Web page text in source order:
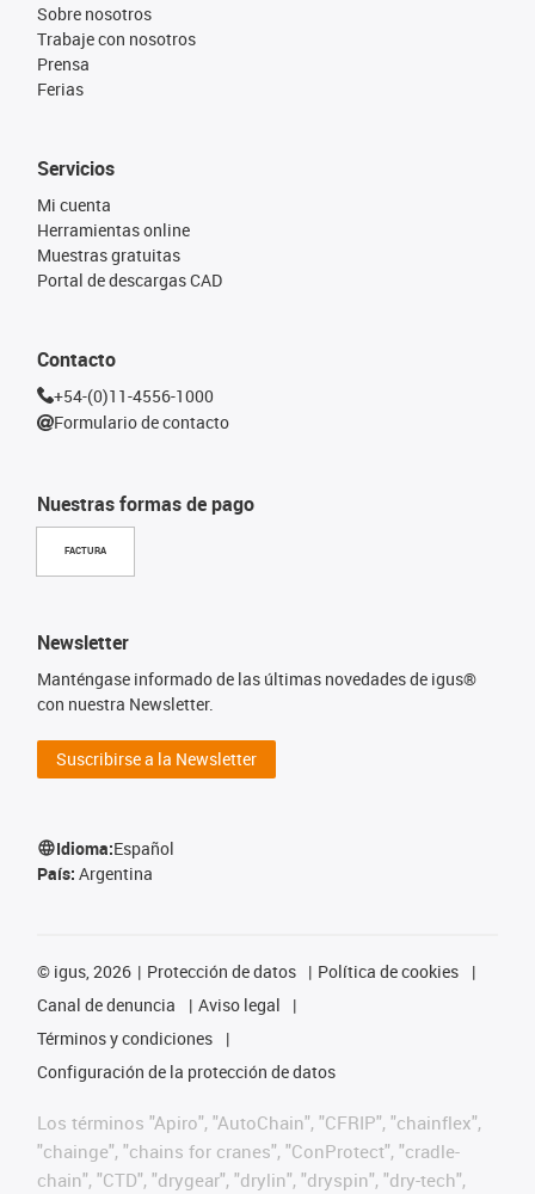
Sobre nosotros
Trabaje con nosotros
Prensa
Ferias
Nuestras formas de pago
FACTURA
Servicios
Mi cuenta
Herramientas online
Muestras gratuitas
Portal de descargas CAD
Contacto
+54-(0)11-4556-1000
Formulario de contacto
Newsletter
Manténgase informado de las últimas novedades de igus®
con nuestra Newsletter.
Suscribirse a la Newsletter
Idioma:Español
País: Argentina
© igus, 2026 Protección de datos
Política de cookies
Canal de denuncia
Aviso legal
Términos y condiciones
Configuración de la protección de datos
Los términos "Apiro", "AutoChain", "CFRIP", "chainflex",
"chainge", "chains for cranes", "ConProtect", "cradle-
chain", "CTD", "drygear", "drylin", "dryspin", "dry-tech",